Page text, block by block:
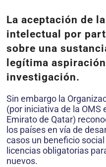
La aceptación de
intelectual por
sobre una
legítima
investigación.
Sin embargo la
(por iniciativa de la OMS
Emirato de Qatar)
los países en vía de
casos un beneficio
licencias obligatorias
nuevos.